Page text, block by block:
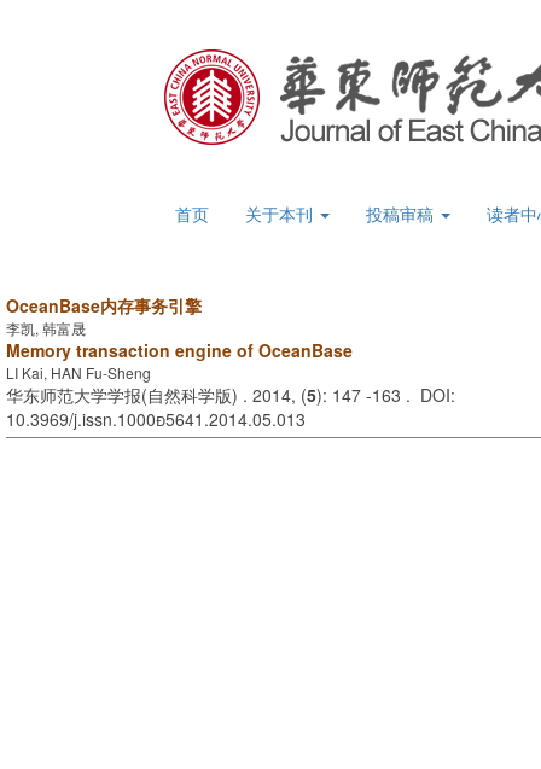
首页 关于本刊 投稿审稿 读者
OceanBase内存事务引擎
李凯, 韩富晟
Memory transaction engine of OceanBase
LI Kai, HAN Fu-Sheng
华东师范大学学报(自然科学版) . 2014, (5): 147 -163 . DOI:
10.3969/j.issn.10005641.2014.05.013